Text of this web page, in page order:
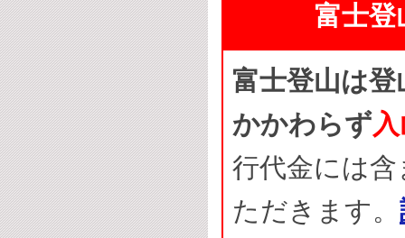
富士登
富士登山は登
かかわらず
行代金には
ただきます。